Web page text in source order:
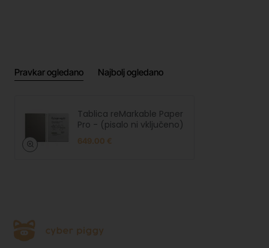
kadarkoli.
Tehnični podatki:
Vrsta izdelka: E-ink tablični računalnik
Fizična ločljivost:
Razmerje stranic:
Pravkar ogledano Najbolj ogledano
Tablica reMarkable Paper
Pro - (pisalo ni vključeno)
649.00 €